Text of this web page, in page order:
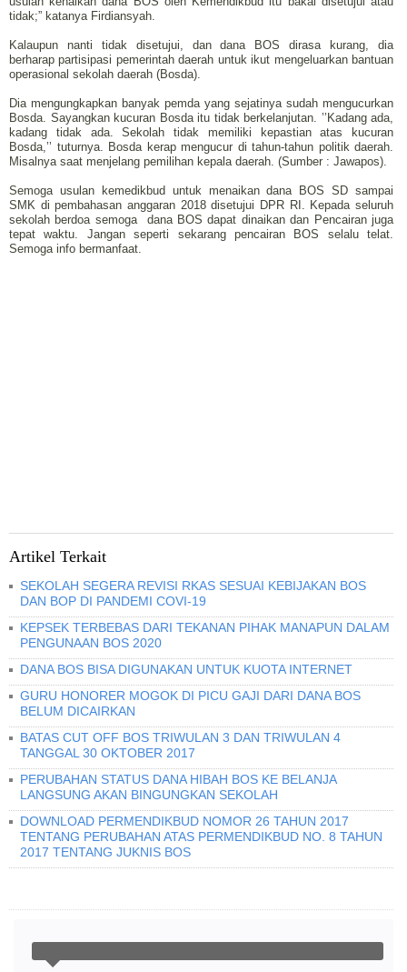
tidak;” katanya Firdiansyah.
Kalaupun nanti tidak disetujui, dan dana BOS dirasa kurang, dia
berharap partisipasi pemerintah daerah untuk ikut mengeluarkan bantuan
operasional sekolah daerah (Bosda).
Dia mengungkapkan banyak pemda yang sejatinya sudah mengucurkan
Bosda. Sayangkan kucuran Bosda itu tidak berkelanjutan. ’’Kadang ada,
kadang tidak ada. Sekolah tidak memiliki kepastian atas kucuran
Bosda,’’ tuturnya. Bosda kerap mengucur di tahun-tahun politik daerah.
Misalnya saat menjelang pemilihan kepala daerah. (Sumber : Jawapos).
Semoga usulan kemedikbud untuk menaikan dana BOS SD sampai
SMK di pembahasan anggaran 2018 disetujui DPR RI. Kepada seluruh
sekolah berdoa semoga dana BOS dapat dinaikan dan Pencairan juga
tepat waktu. Jangan seperti sekarang pencairan BOS selalu telat.
Semoga info bermanfaat.
Artikel Terkait
SEKOLAH SEGERA REVISI RKAS SESUAI KEBIJAKAN BOS
DAN BOP DI PANDEMI COVI-19
KEPSEK TERBEBAS DARI TEKANAN PIHAK MANAPUN DALAM
PENGUNAAN BOS 2020
DANA BOS BISA DIGUNAKAN UNTUK KUOTA INTERNET
GURU HONORER MOGOK DI PICU GAJI DARI DANA BOS
BELUM DICAIRKAN
BATAS CUT OFF BOS TRIWULAN 3 DAN TRIWULAN 4
TANGGAL 30 OKTOBER 2017
PERUBAHAN STATUS DANA HIBAH BOS KE BELANJA
LANGSUNG AKAN BINGUNGKAN SEKOLAH
DOWNLOAD PERMENDIKBUD NOMOR 26 TAHUN 2017
TENTANG PERUBAHAN ATAS PERMENDIKBUD NO. 8 TAHUN
2017 TENTANG JUKNIS BOS